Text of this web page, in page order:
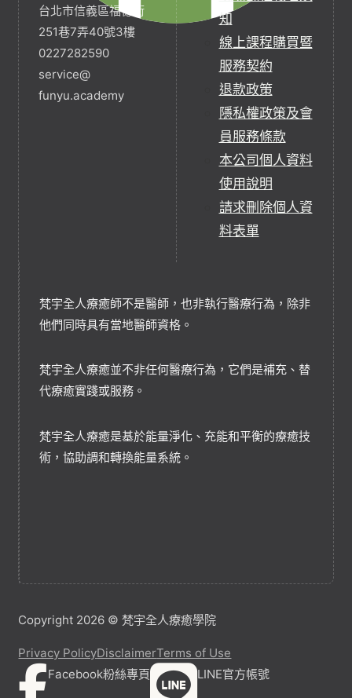
台北市信義區福德街
251巷7弄40號3樓
0227282590
service@
funyu.academy
知
線上課程購買暨
服務契約
退款政策
隱私權政策及會
員服務條款
本公司個人資料
使用說明
請求刪除個人資
料表單
梵宇全人療癒師不是醫師，也非執行醫療行為，除非
他們同時具有當地醫師資格。
梵宇全人療癒並不非任何醫療行為，它們是補充、替
代療癒實踐或服務。
梵宇全人療癒是基於能量淨化、充能和平衡的療癒技
術，協助調和轉換能量系統。
Copyright 2026 © 梵宇全人療癒學院
Privacy PolicyDisclaimerTerms of Use
Facebook粉絲專頁
LINE官方帳號